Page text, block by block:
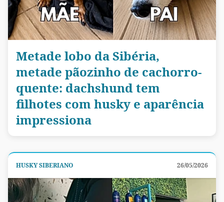
Metade lobo da Sibéria,
metade pãozinho de cachorro-
quente: dachshund tem
filhotes com husky e aparência
impressiona
HUSKY SIBERIANO 26/05/2026